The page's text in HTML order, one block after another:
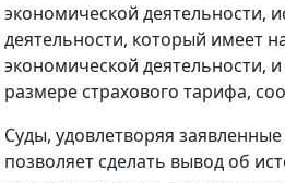
экономической деятельности,
деятельности, который имеет
экономической деятельности,
размере страхового тарифа,
Суды, удовлетворяя
позволяет сделать вывод об